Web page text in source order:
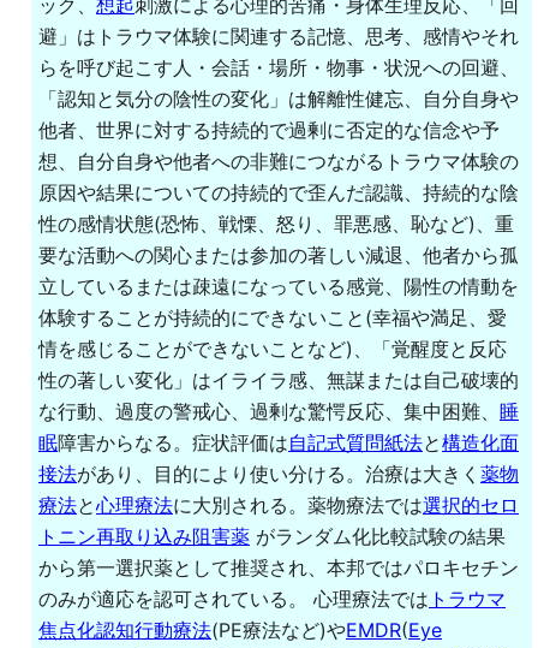
ック、 想起刺激による心理的苦痛・身体生理反応、「回
避」はトラウマ体験に関連する記憶、思考、感情やそれ
らを呼び起こす人・会話・場所・物事・状況への回避、
「認知と気分の陰性の変化」は解離性健忘、自分自身や
他者、世界に対する持続的で過剰に否定的な信念や予
想、自分自身や他者への非難につながるトラウマ体験の
原因や結果についての持続的で歪んだ認識、持続的な陰
性の感情状態(恐怖、戦慄、怒り、罪悪感、恥など)、重
要な活動への関心または参加の著しい減退、他者から孤
立しているまたは疎遠になっている感覚、陽性の情動を
体験することが持続的にできないこと(幸福や満足、愛
情を感じることができないことなど)、「覚醒度と反応
性の著しい変化」はイライラ感、無謀または自己破壊的
な行動、過度の警戒心、過剰な驚愕反応、集中困難、 睡
眠障害からなる。症状評価は自記式質問紙法と構造化面
接法があり、目的により使い分ける。治療は大きく 薬物
療法と心理療法に大別される。薬物療法では選択的セロ
トニン再取り込み阻害薬 がランダム化比較試験の結果
から第一選択薬として推奨され、本邦ではパロキセチン
のみが適応を認可されている。 心理療法では トラウマ
焦点化認知行動療法(PE療法など)やEMDR(Eye